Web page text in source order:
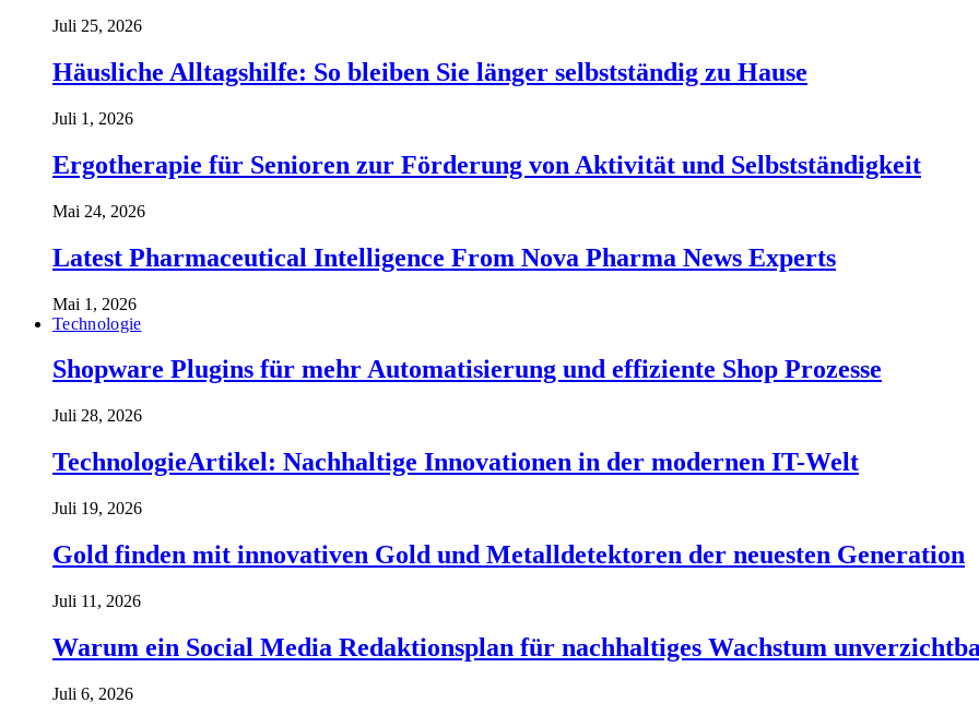
Juli 25, 2026
Häusliche Alltagshilfe: So bleiben Sie länger selbstständig zu Hause
Juli 1, 2026
Ergotherapie für Senioren zur Förderung von Aktivität und Selbstständigkeit
Mai 24, 2026
Latest Pharmaceutical Intelligence From Nova Pharma News Experts
Mai 1, 2026
Technologie
Shopware Plugins für mehr Automatisierung und effiziente Shop Prozesse
Juli 28, 2026
TechnologieArtikel: Nachhaltige Innovationen in der modernen IT-Welt
Juli 19, 2026
Gold finden mit innovativen Gold und Metalldetektoren der neuesten Generation
Juli 11, 2026
Warum ein Social Media Redaktionsplan für nachhaltiges Wachstum
Juli 6, 2026